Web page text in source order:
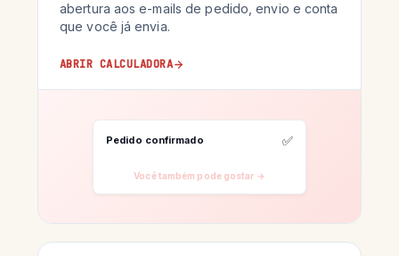
abertura aos e-mails de pedido, envio e conta
que você já envia.
ABRIR CALCULADORA
Pedido confirmado ✅
Você também pode gostar →